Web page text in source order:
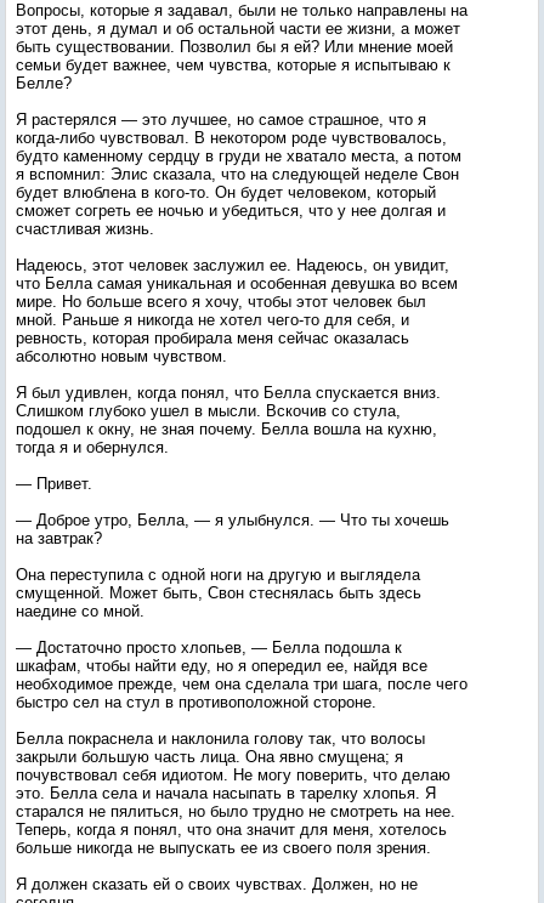
Вопросы, которые я задавал, были не только направлены на
этот день, я думал и об остальной части ее жизни, а может
быть существовании. Позволил бы я ей? Или мнение моей
семьи будет важнее, чем чувства, которые я испытываю к
Белле?
Я растерялся — это лучшее, но самое страшное, что я
когда-либо чувствовал. В некотором роде чувствовалось,
будто каменному сердцу в груди не хватало места, а потом
я вспомнил: Элис сказала, что на следующей неделе Свон
будет влюблена в кого-то. Он будет человеком, который
сможет согреть ее ночью и убедиться, что у нее долгая и
счастливая жизнь.
Надеюсь, этот человек заслужил ее. Надеюсь, он увидит,
что Белла самая уникальная и особенная девушка во всем
мире. Но больше всего я хочу, чтобы этот человек был
мной. Раньше я никогда не хотел чего-то для себя, и
ревность, которая пробирала меня сейчас оказалась
абсолютно новым чувством.
Я был удивлен, когда понял, что Белла спускается вниз.
Слишком глубоко ушел в мысли. Вскочив со стула,
подошел к окну, не зная почему. Белла вошла на кухню,
тогда я и обернулся.
— Привет.
— Доброе утро, Белла, — я улыбнулся. — Что ты хочешь
на завтрак?
Она переступила с одной ноги на другую и выглядела
смущенной. Может быть, Свон стеснялась быть здесь
наедине со мной.
— Достаточно просто хлопьев, — Белла подошла к
шкафам, чтобы найти еду, но я опередил ее, найдя все
необходимое прежде, чем она сделала три шага, после чего
быстро сел на стул в противоположной стороне.
Белла покраснела и наклонила голову так, что волосы
закрыли большую часть лица. Она явно смущена; я
почувствовал себя идиотом. Не могу поверить, что делаю
это. Белла села и начала насыпать в тарелку хлопья. Я
старался не пялиться, но было трудно не смотреть на нее.
Теперь, когда я понял, что она значит для меня, хотелось
больше никогда не выпускать ее из своего поля зрения.
Я должен сказать ей о своих чувствах. Должен, но не